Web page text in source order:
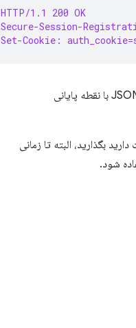
HTTP/1.1 200 OK
Secure-Session-
Set-Cookie:
بگذارید، البته تا زمانی
شود.